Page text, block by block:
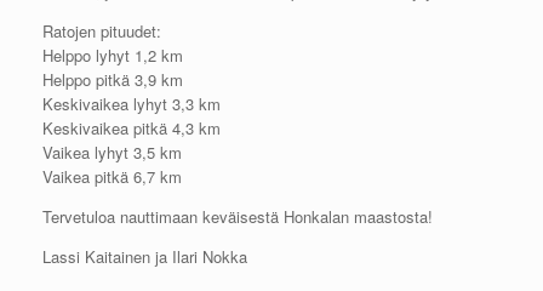
Ratojen pituudet:
Helppo lyhyt 1,2 km
Helppo pitkä 3,9 km
Keskivaikea lyhyt 3,3 km
Keskivaikea pitkä 4,3 km
Vaikea lyhyt 3,5 km
Vaikea pitkä 6,7 km
Tervetuloa nauttimaan keväisestä Honkalan maastosta!
Lassi Kaitainen ja Ilari Nokka